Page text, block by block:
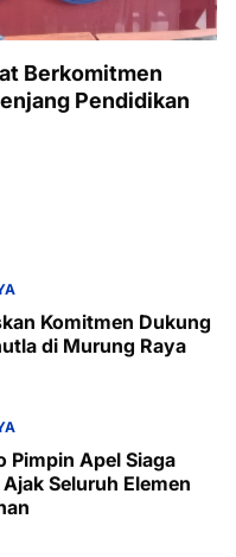
Berkomitmen
Pendidikan
Komitmen Dukung
di Murung Raya
Pimpin Apel Siaga
Seluruh Elemen